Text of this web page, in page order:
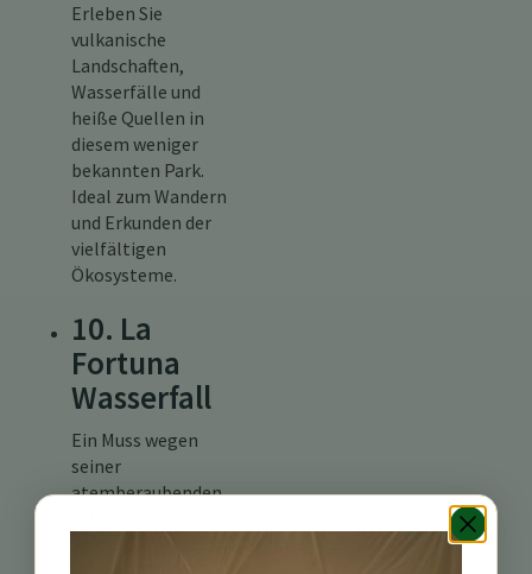
Erleben Sie
vulkanische
Landschaften,
Wasserfälle und
heiße Quellen in
diesem weniger
bekannten Park.
Ideal zum Wandern
und Erkunden der
vielfältigen
Ökosysteme.
10. La
Fortuna
Wasserfall
Ein Muss wegen
seiner
atemberaubenden